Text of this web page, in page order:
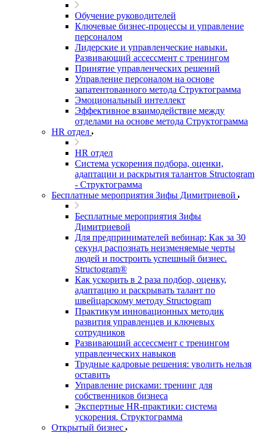
Обучение руководителей
Ключевые бизнес-процессы и управление
персоналом
Лидерские и управленческие навыки.
Развивающий ассессмент с тренингом
Принятие управленческих решений
Управление персоналом на основе
запатентованного метода Структограмма
Эмоциональный интеллект
Эффективное взаимодействие между
отделами на основе метода Структограмма
HR отдел
HR отдел
Система ускорения подбора, оценки,
адаптации и раскрытия талантов Structogram
- Структограмма
Бесплатные мероприятия Зифы Димитриевой
Бесплатные мероприятия Зифы
Димитриевой
Для предпринимателей вебинар: Как за 30
секунд распознать неизменяемые черты
людей и построить успешный бизнес.
Structogram®
Как ускорить в 2 раза подбор, оценку,
адаптацию и раскрывать талант по
швейцарскому методу Structogram
Практикум инновационных методик
развития управленцев и ключевых
сотрудников
Развивающий ассессмент с тренингом
управленческих навыков
Трудные кадровые решения: уволить нельзя
оставить
Управление рисками: тренинг для
собственников бизнеса
Экспертные HR-практики: система
ускорения. Структограмма
Открытый бизнес